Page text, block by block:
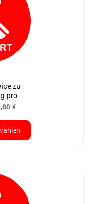
zu
pro
€